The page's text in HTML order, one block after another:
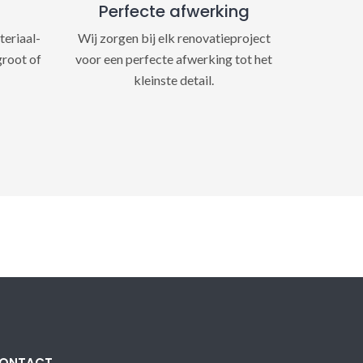
of
Perfecte afwerking
Wij zorgen bij elk renovatieproject
voor een perfecte afwerking tot het
kleinste detail.